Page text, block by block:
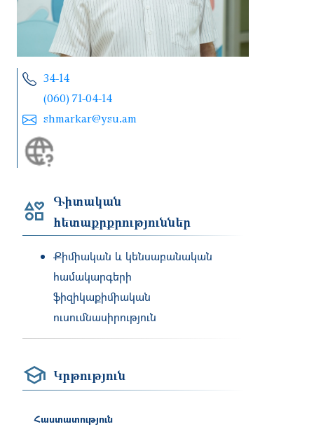
34-14
(060) 71-04-14
shmarkar@ysu.am
Գիտական
հետաքրքրություններ
Քիմիական և կենսաբանական
համակարգերի
ֆիզիկաքիմիական
ուսումնասիրություն
Կրթություն
Հաստատություն